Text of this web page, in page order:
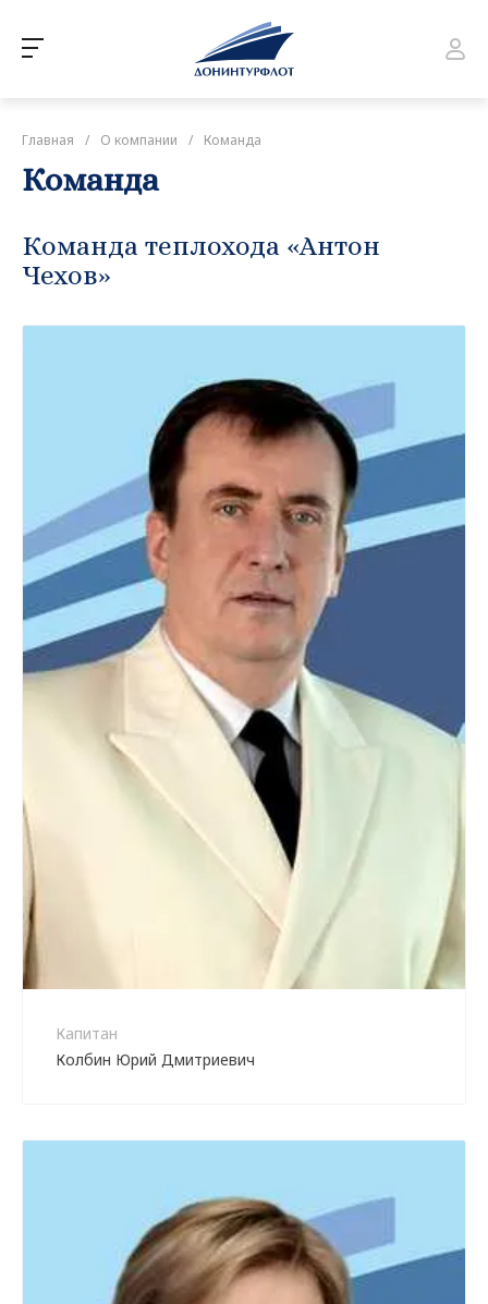
Главная / О компании / Команда
Команда
Команда теплохода «Антон
Чехов»
Капитан
Колбин Юрий Дмитриевич